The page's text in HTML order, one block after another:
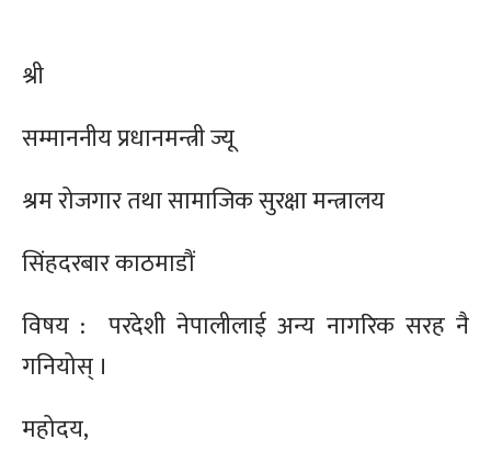
श्री
सम्माननीय प्रधानमन्त्री ज्यू
श्रम रोजगार तथा सामाजिक सुरक्षा मन्त्रालय
सिंहदरबार काठमाडौं
विषय : परदेशी नेपालीलाई अन्य नागरिक सरह नै
गनियोस् ।
महोदय,